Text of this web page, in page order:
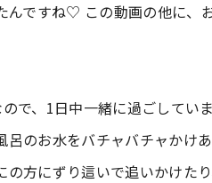
んですね♡ この動画の他に
で、1日中一緒に過ごしていま
呂のお水をバチャバチャかけ
の方にずり這いで追いかけた